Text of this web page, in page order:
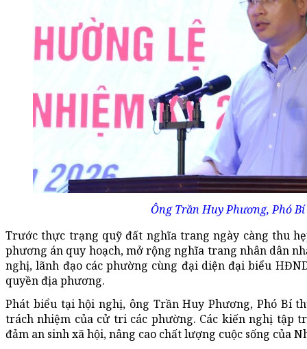
Ông Trần Huy Phương, Phó
Trước thực trạng quỹ đất nghĩa trang ngày càng thu
phương án quy hoạch, mở rộng nghĩa trang nhân dân
nghị, lãnh đạo các phường cùng đại diện đại biểu
quyền địa phương.
Phát biểu tại hội nghị, ông Trần Huy Phương, Phó Bí
trách nhiệm của cử tri các phường. Các kiến nghị tập
đảm an sinh xã hội, nâng cao chất lượng cuộc sống của